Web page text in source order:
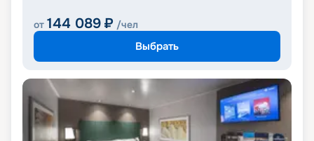
от 144 089 ₽ /чел
Выбрать